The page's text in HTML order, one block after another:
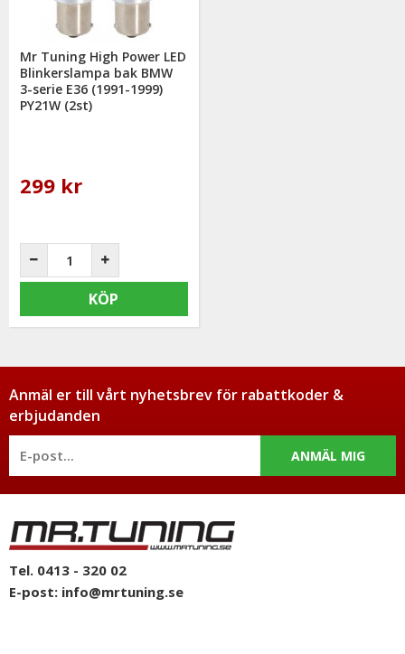
Mr Tuning High Power LED
Blinkerslampa bak BMW
3-serie E36 (1991-1999)
PY21W (2st)
299 kr
KÖP
Anmäl er till vårt nyhetsbrev för rabattkoder &
erbjudanden
ANMÄL MIG
Tel. 0413 - 320 02
E-post: info@mrtuning.se